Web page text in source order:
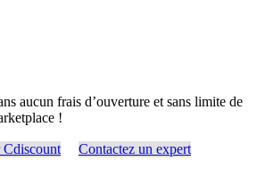
aucun frais d’ouverture et sans limite de
!
Cdiscount Contactez un expert